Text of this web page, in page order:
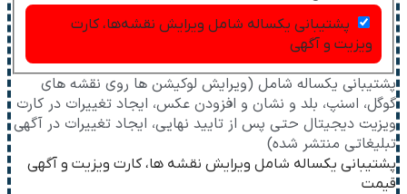
پشتیبانی یکساله شامل ویرایش نقشه‌ها، کارت
ویزیت و آگهی
پشتیبانی یکساله شامل (ویرایش لوکیشن ها روی نقشه های
گوگل، اسنپ، بلد و نشان و افزودن عکس، ایجاد تغییرات در کارت
ویزیت دیجیتال حتی پس از تایید نهایی، ایجاد تغییرات در آگهی
تبلیغاتی منتشر شده)
پشتیبانی یکساله شامل ویرایش نقشه ها، کارت ویزیت و آگهی
قیمت